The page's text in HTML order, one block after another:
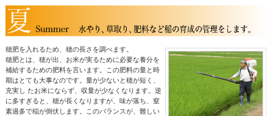
穂肥を入れるため、穂の長さを調べます。
穂肥とは、穂が出、お米が実るために必要な養分を
補給するための肥料を言います。この肥料の量と時
期はとても大事なのです。量が少ないと穂が短く、
充実し たお米にならず、収量が少なくなります。逆
に多すぎると、穂が長くなりますが、味が落ち、窒
素過多で稲が倒伏します。このバランスが、難しい